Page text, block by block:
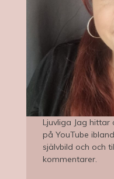
Ljuvliga Jag hittar
på YouTube
självbild och och
kommentarer.